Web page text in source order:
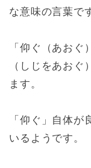
な意味の言葉で
「仰ぐ（あお
（しじをあお
ます。
「仰ぐ」自体
いるようです。